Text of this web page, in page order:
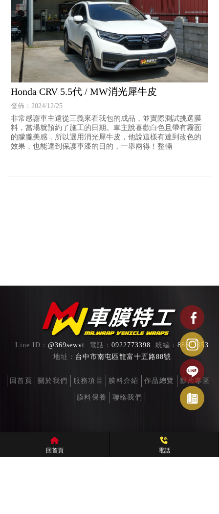
Honda CRV 5.5代 / MW消光犀牛皮
發佈：2024/12/25
非常感謝車主遠從三義來看我包的成品，並實際測試挑選膜
料，當場就預約了施工的日期。車主說喜歡白色且帶有霧面
的朦朧美感，所以選用消光犀牛皮，他說這樣有達到改色的
效果，也能達到保護車漆的目的，一舉兩得！整輛
回首頁 電話
@369sewvt 0922773398
88624353
台中市南屯區龍富十五路88號
回首頁 關於我們 服務項目 膜料介紹 作品總覽 影片專區
膜料保養 聯絡我們